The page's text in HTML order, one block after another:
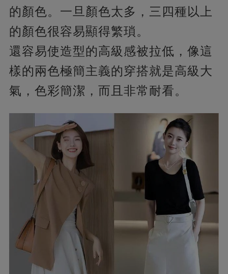
的顏色。一旦顏色太多，三四種以上
的顏色很容易顯得繁瑣。
還容易使造型的高級感被拉低，像這
樣的兩色極簡主義的穿搭就是高級大
氣，色彩簡潔，而且非常耐看。